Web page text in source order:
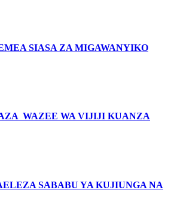
SIASA ZA MIGAWANYIKO
WAZEE WA VIJIJI KUANZA
SABABU YA KUJIUNGA NA